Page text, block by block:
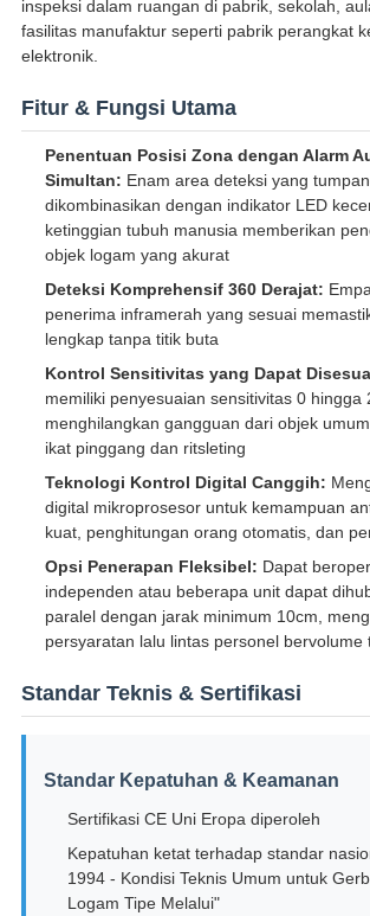
inspeksi dalam ruangan di pabrik, sekolah,
fasilitas manufaktur seperti pabrik perangkat
elektronik.
Fitur & Fungsi Utama
Penentuan Posisi Zona dengan Alarm
Simultan: Enam area deteksi yang
dikombinasikan dengan indikator LED
ketinggian tubuh manusia memberikan
objek logam yang akurat
Deteksi Komprehensif 360 Derajat:
penerima inframerah yang sesuai
lengkap tanpa titik buta
Kontrol Sensitivitas yang Dapat
memiliki penyesuaian sensitivitas 0 hingga
menghilangkan gangguan dari objek
ikat pinggang dan ritsleting
Teknologi Kontrol Digital Canggih:
digital mikroprosesor untuk kemampuan
kuat, penghitungan orang otomatis, dan
Opsi Penerapan Fleksibel: Dapat
independen atau beberapa unit dapat
paralel dengan jarak minimum 10cm,
persyaratan lalu lintas personel bervolume
Standar Teknis & Sertifikasi
Standar Kepatuhan & Keamanan
Sertifikasi CE Uni Eropa diperoleh
Kepatuhan ketat terhadap standar
1994 - Kondisi Teknis Umum untuk
Logam Tipe Melalui"